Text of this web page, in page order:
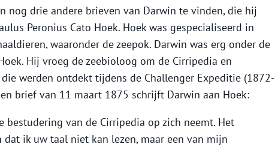
nog drie andere brieven van Darwin te vinden, die hij
Peronius Cato Hoek. Hoek was gespecialiseerd in
waaronder de zeepok. Darwin was erg onder de
Hij vroeg de zeebioloog om de Cirripedia en
werden ontdekt tijdens de Challenger Expeditie (1872-
brief van 11 maart 1875 schrijft Darwin aan Hoek:
bestudering van de Cirripedia op zich neemt. Het
ik uw taal niet kan lezen, maar een van mijn